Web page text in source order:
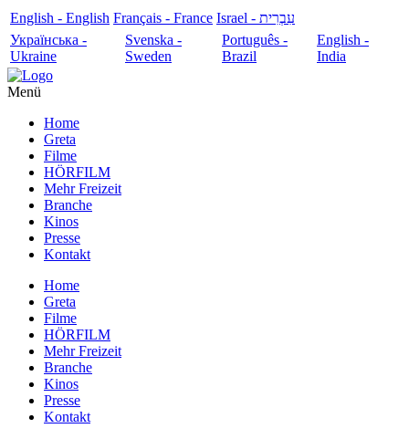
English - English Français - France
עִבְרִית - Israel
Українська -
Ukraine
Svenska -
Sweden
Português -
Brazil
English -
India
Menü
Home
Greta
Filme
HÖRFILM
Mehr Freizeit
Branche
Kinos
Presse
Kontakt
Home
Greta
Filme
HÖRFILM
Mehr Freizeit
Branche
Kinos
Presse
Kontakt